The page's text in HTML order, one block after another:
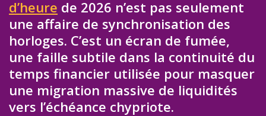
d’heure de 2026 n’est pas seulement
une affaire de synchronisation des
horloges. C’est un écran de fumée,
une faille subtile dans la continuité du
temps financier utilisée pour masquer
une migration massive de liquidités
vers l’échéance chypriote.